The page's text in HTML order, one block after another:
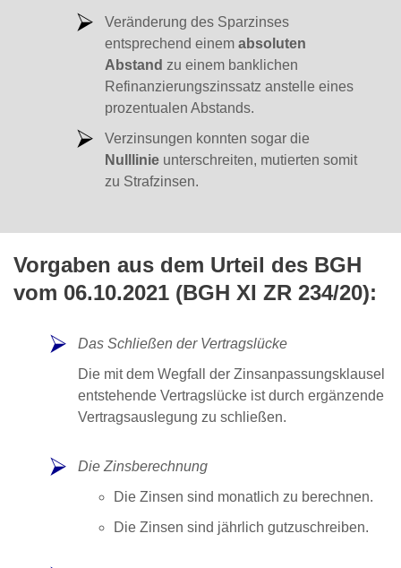
Veränderung des Sparzinses
entsprechend einem absoluten
Abstand zu einem banklichen
Refinanzierungszinssatz anstelle eines
prozentualen Abstands.
Verzinsungen konnten sogar die
Nulllinie unterschreiten, mutierten somit
zu Strafzinsen.
Vorgaben aus dem Urteil des BGH
vom 06.10.2021 (BGH XI ZR 234/20):
Das Schließen der Vertragslücke
Die mit dem Wegfall der Zinsanpassungsklausel
entstehende Vertragslücke ist durch ergänzende
Vertragsauslegung zu schließen.
Die Zinsberechnung
Die Zinsen sind monatlich zu berechnen.
Die Zinsen sind jährlich gutzuschreiben.